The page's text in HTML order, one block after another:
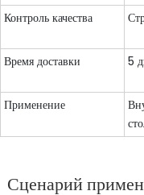
Контроль качества
Время доставки 5
Применение
Сценарий